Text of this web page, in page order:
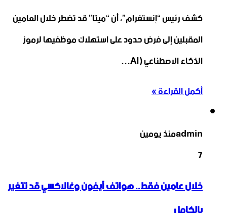
كشف رئيس “إنستغرام”، أن “ميتا” قد تضطر خلال العامين
المقبلين إلى فرض حدود على استهلاك موظفيها لرموز
الذكاء الاصطناعي (AI…
أكمل القراءة »
adminمنذ يومين
7
خلال عامين فقط.. هواتف آيفون وغالاكسي قد تتغير